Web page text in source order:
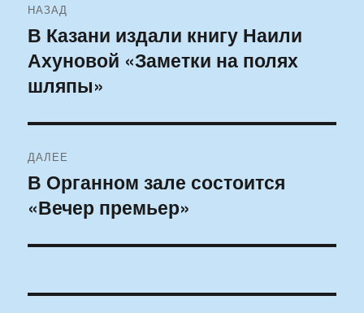
по
записям
НАЗАД
Предыдущая
запись:
В Казани издали книгу Наили
Ахуновой «Заметки на полях
шляпы»
ДАЛЕЕ
Следующая
запись:
В Органном зале состоится
«Вечер премьер»